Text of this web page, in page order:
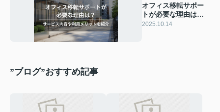
オフィス移転サポー
トが必要な理由は？
サービス内容や利用
2025.10.14
”ブログ”おすすめ記事